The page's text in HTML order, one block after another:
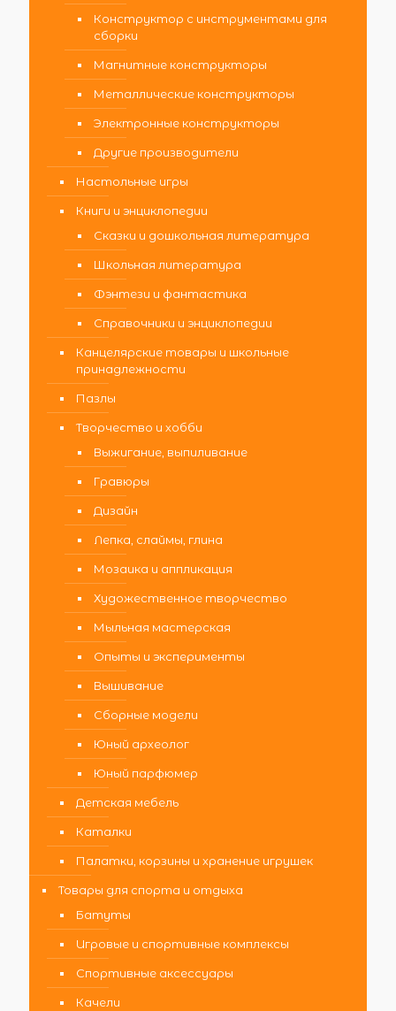
Конструктор с инструментами для
сборки
Магнитные конструкторы
Металлические конструкторы
Электронные конструкторы
Другие производители
Настольные игры
Книги и энциклопедии
Сказки и дошкольная литература
Школьная литература
Фэнтези и фантастика
Справочники и энциклопедии
Канцелярские товары и школьные
принадлежности
Пазлы
Творчество и хобби
Выжигание, выпиливание
Гравюры
Дизайн
Лепка, слаймы, глина
Мозаика и аппликация
Художественное творчество
Мыльная мастерская
Опыты и эксперименты
Вышивание
Сборные модели
Юный археолог
Юный парфюмер
Детская мебель
Каталки
Палатки, корзины и хранение игрушек
Товары для спорта и отдыха
Батуты
Игровые и спортивные комплексы
Спортивные аксессуары
Качели